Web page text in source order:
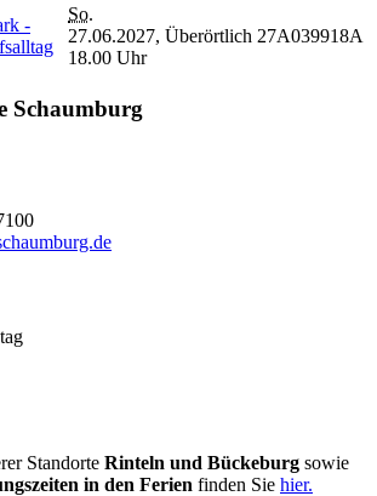
-
So.
27.06.2027,
18.00 Uhr
Überörtlich 27A039918A
Schaumburg
Standorte Rinteln und Bückeburg sowie
in den Ferien finden Sie hier.